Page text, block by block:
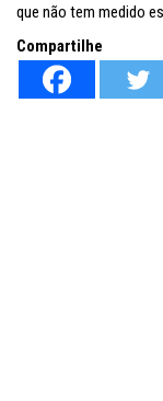
que não tem medido
Compartilhe